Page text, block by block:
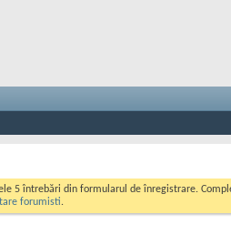
5 întrebări din formularul de înregistrare.
forumisti.